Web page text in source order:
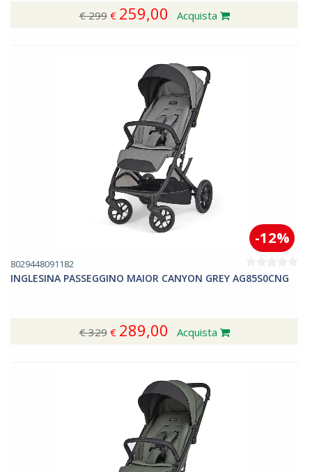
€ 299€ 259,00 Acquista
8029448091182
INGLESINA PASSEGGINO MAIOR CANYON GREY AG85S0CNG
€ 329€ 289,00
-12%
Acquista